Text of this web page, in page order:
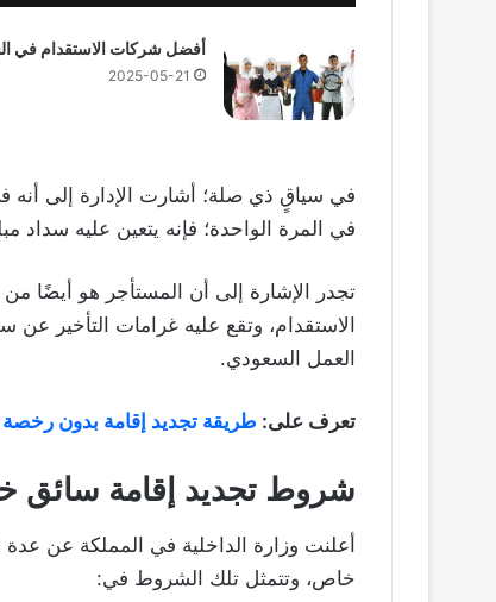
أفضل شركات الاستقدام في
2025-05-21
في سياقٍ ذي صلة؛ أشارت الإدارة إلى
في المرة الواحدة؛ فإنه يتعين عليه سداد مبلغ 650 ريال عن كل سنة من فترة
تجدر الإشارة إلى أن المستأجر هو أيضًا
العمل السعودي.
تعرف على: طريقة تجديد إقامة بدون
شروط تجديد إقامة سائق
أعلنت وزارة الداخلية في المملكة عن
خاص، وتتمثل تلك الشروط في: